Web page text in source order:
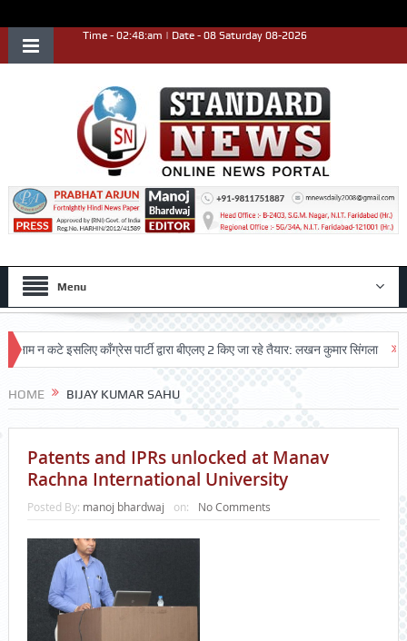
Time - 02:48:am | Date - 08 Saturday 08-2026
Menu
न कटे इसलिए काँग्रेस पार्टी द्वारा बीएलए 2 किए जा रहे तैयार: लखन कुमार सिंगला
HOME BIJAY KUMAR SAHU
Patents and IPRs unlocked at Manav
Rachna International University
Posted By: manoj bhardwaj on: No Comments